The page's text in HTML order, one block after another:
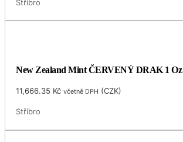
Stříbro
New Zealand Mint ČERVENÝ DRAK 1 Oz
11,666.35 Kč včetně DPH (CZK)
Stříbro